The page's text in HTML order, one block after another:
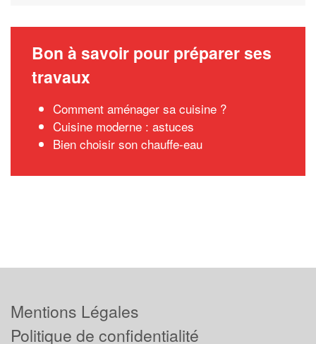
Bon à savoir pour préparer ses
travaux
Comment aménager sa cuisine ?
Cuisine moderne : astuces
Bien choisir son chauffe-eau
Mentions Légales
Politique de confidentialité